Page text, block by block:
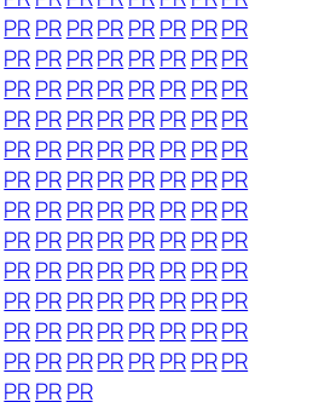
PRPRPRPRPRPR PRPR
PRPRPRPRPRPR PRPR
PRPRPRPRPRPR PRPR
PRPRPRPRPRPR PRPR
PRPRPRPRPRPR PRPR
PRPRPRPRPRPR PRPR
PRPRPRPRPRPR PRPR
PRPRPRPRPRPR PRPR
PRPRPRPRPRPR PRPR
PRPRPRPRPRPR PRPR
PRPRPRPRPRPR PRPR
PRPRPRPRPRPR PRPR
PRPRPR